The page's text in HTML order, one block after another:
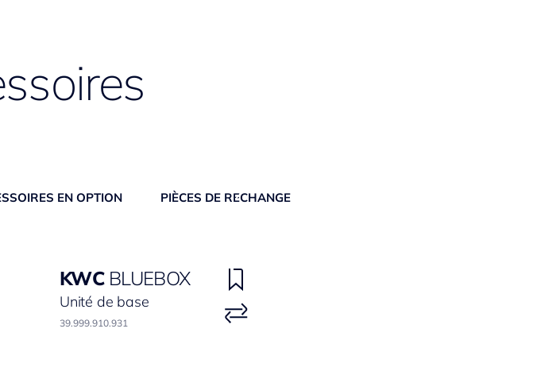
EN OPTION PIÈCES DE RECHANGE
KWC BLUEBOX
Unité de base
39.999.910.931